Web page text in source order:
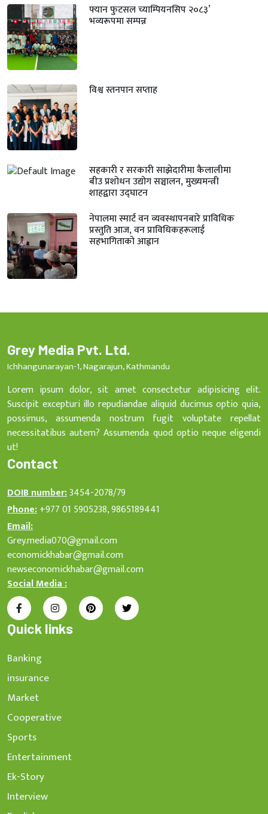
फ्यान फुटसल च्याम्पियनसिप २०८३’
भव्यरूपमा सम्पन्न
विश्व स्तनपान सप्ताह
सहकारी र सरकारी साझेदारीमा कैलालीमा
बीउ प्रशोधन उद्योग सञ्चालन, मुख्यमन्त्री
शाहद्वारा उद्घाटन
नेपालमा स्मार्ट वन व्यवस्थापनबारे प्राविधिक
प्रस्तुति आज, वन प्राविधिकहरूलाई
सहभागिताको आह्वान
Grey Media Pvt. Ltd.
Ichhangunarayan-1, Nagarajun, Kathmandu
Lorem ipsum dolor, sit amet consectetur adipisicing elit.
Suscipit excepturi illo repudiandae aliquid ducimus optio quia,
possimus, assumenda nostrum fugit voluptate repellat
necessitatibus autem? Assumenda quod optio neque eligendi
ut!
Contact
DOIB number:3454-2078/79
Phone:+977 01 5905238, 9865189441
Email:
Grey.media070@gmail.com
economickhabar@gmail.com
newseconomickhabar@gmail.com
Social Media :
Quick links
Banking
insurance
Market
Cooperative
Sports
Entertainment
Ek-Story
Interview